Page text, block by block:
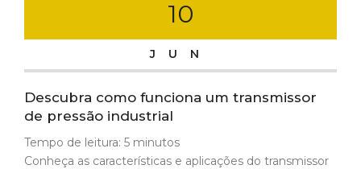
10
JUN
Descubra como funciona um transmissor
de pressão industrial
Tempo de leitura: 5 minutos
Conheça as características e aplicações do transmissor